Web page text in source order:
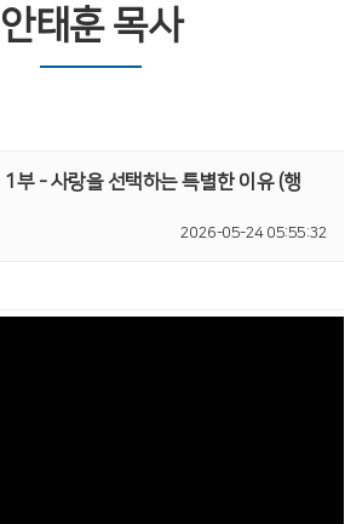
안태훈 목사
1부 - 사랑을 선택하는 특별한 이유 (행
2026-05-24 05:55:32